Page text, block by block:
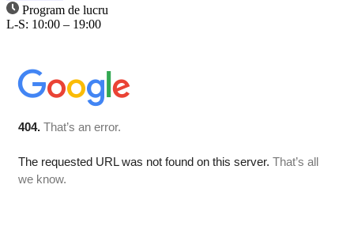
Program de lucru
L-S: 10:00 – 19:00